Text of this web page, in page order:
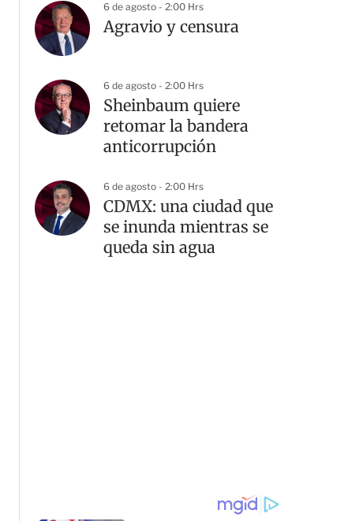
6 de agosto - 2:00 Hrs
Agravio y censura
6 de agosto - 2:00 Hrs
Sheinbaum quiere
retomar la bandera
anticorrupción
6 de agosto - 2:00 Hrs
CDMX: una ciudad que
se inunda mientras se
queda sin agua